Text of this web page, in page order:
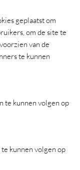
geplaatst om
om de site te
van de
te kunnen
te kunnen volgen op
kunnen volgen op